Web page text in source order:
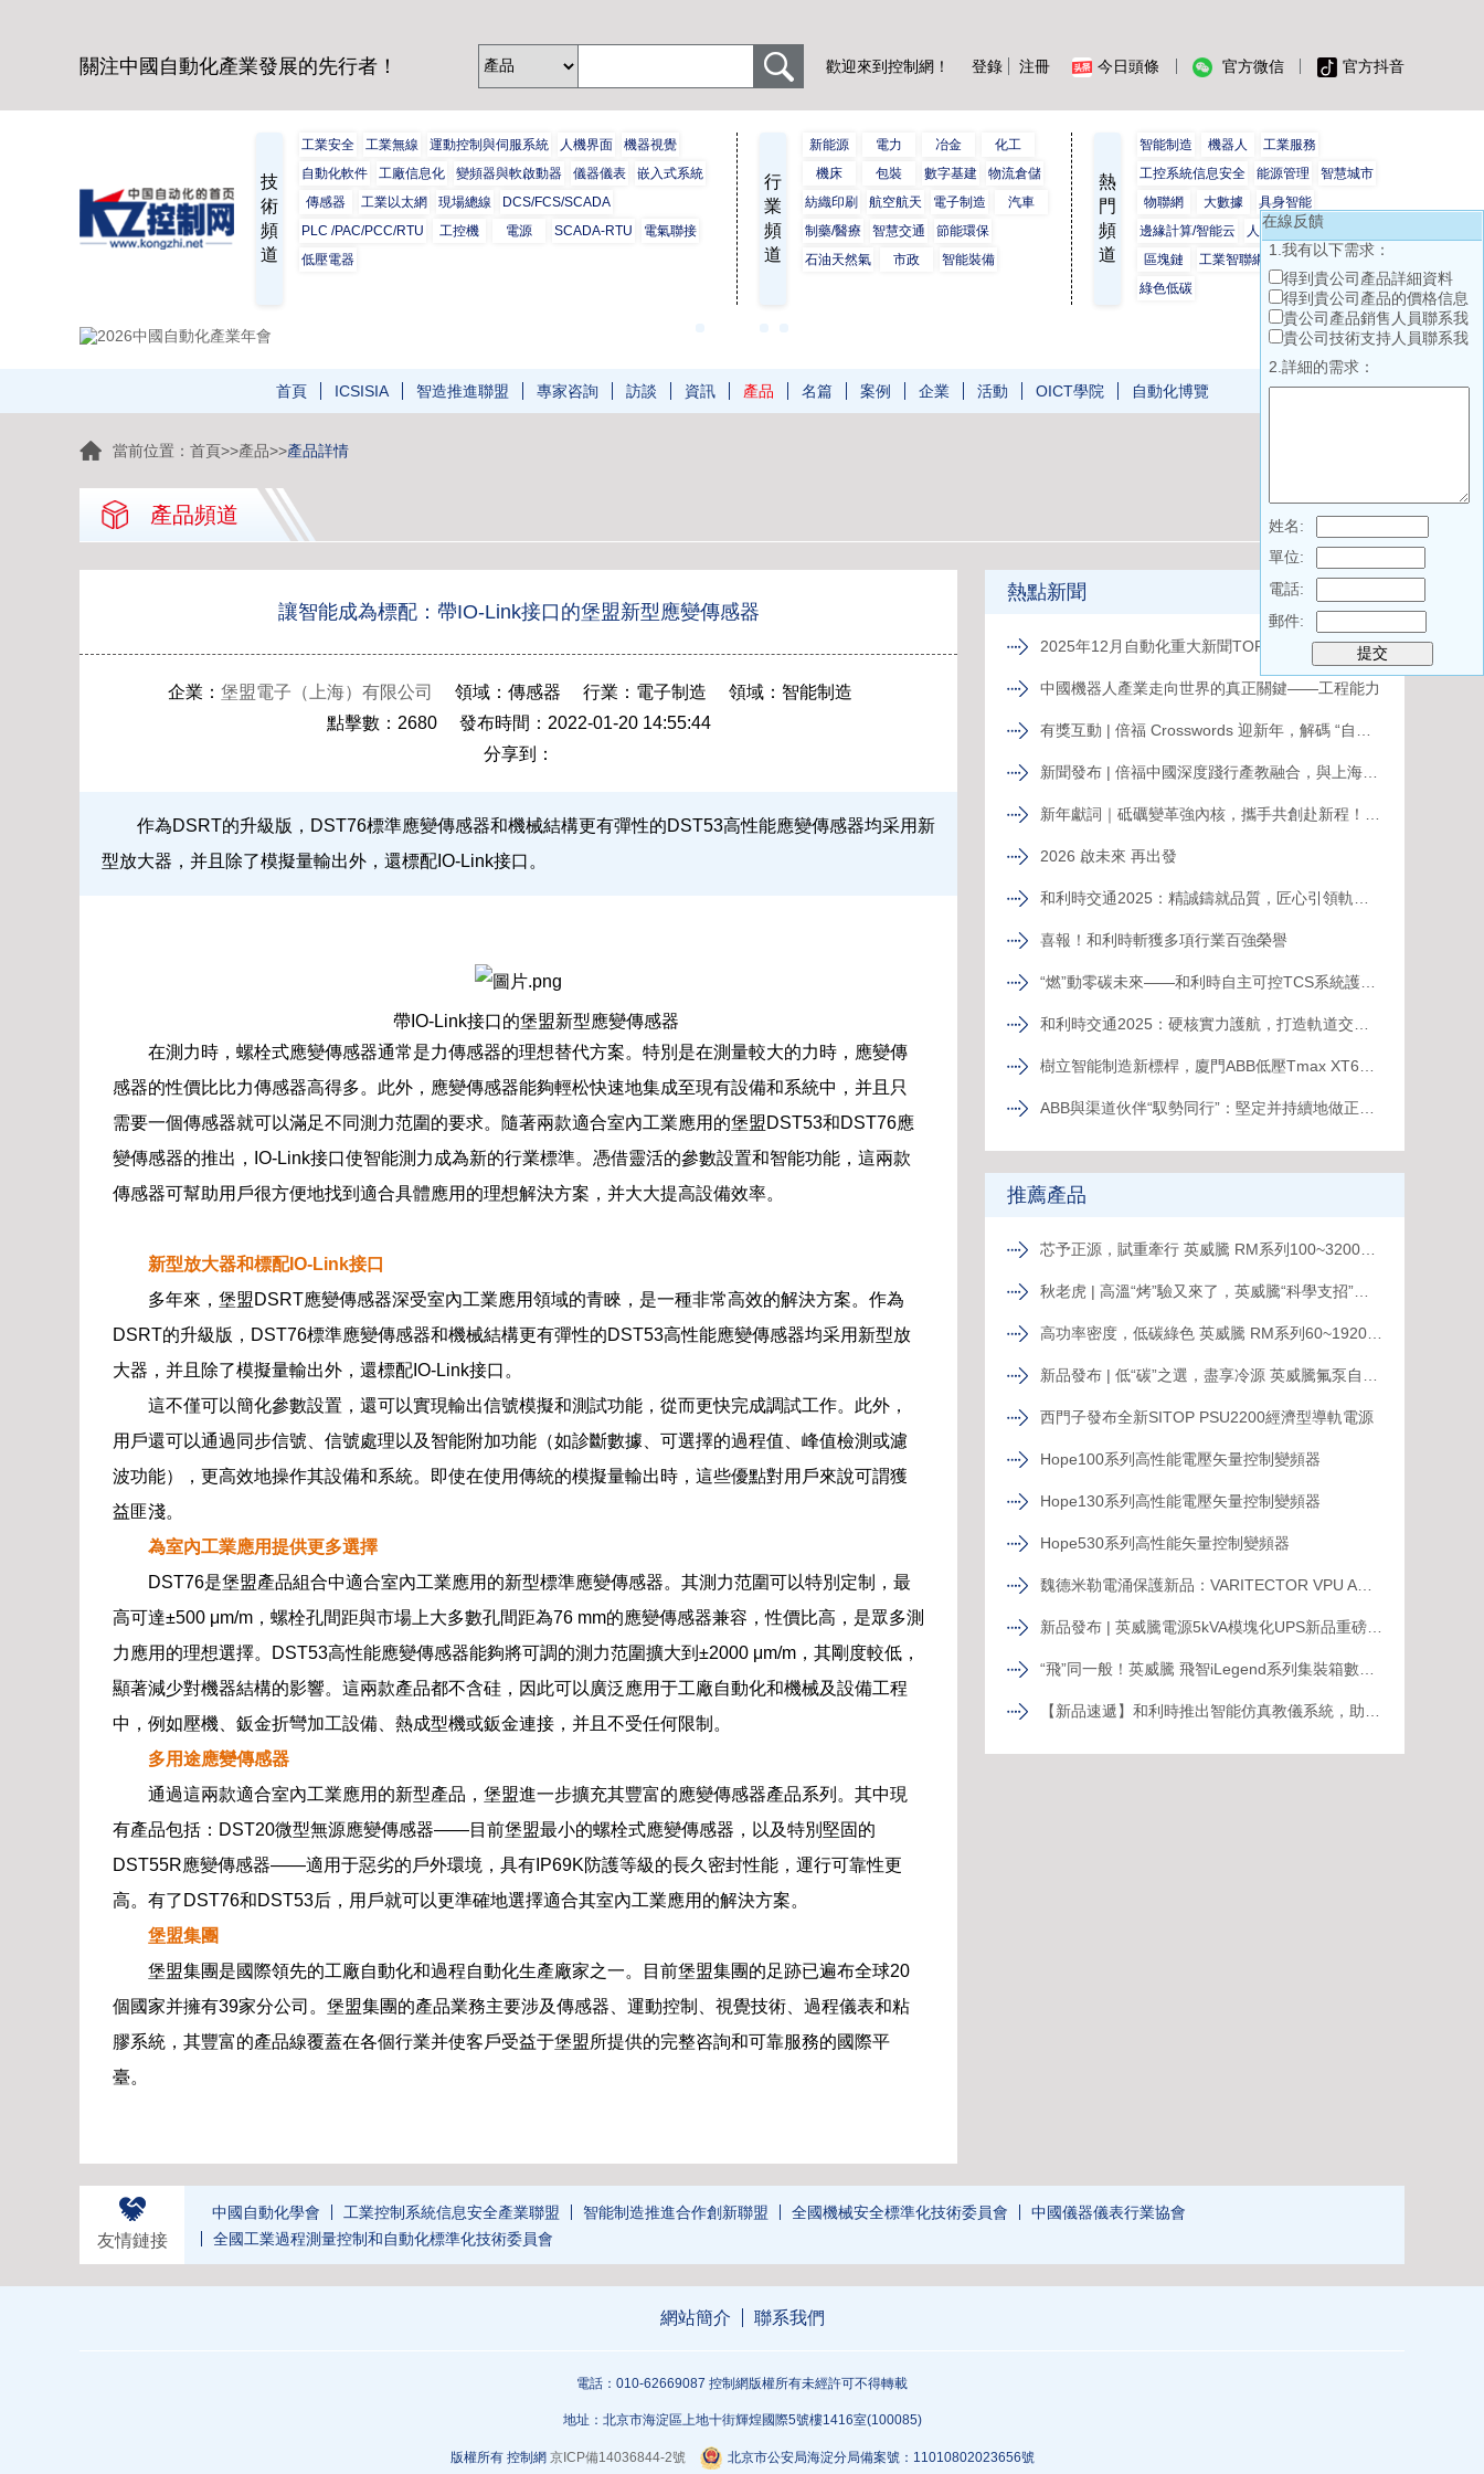
關注中國自動化產業發展的先行者！ 歡迎來到控制網！ 登錄 注冊 今日頭條 官方微信 官方抖音
技
術
頻
道
工業安全 工業無線 運動控制與伺服系統 人機界面
機器視覺
自動化軟件
工廠信息化 變頻器與軟啟動器 儀器儀表
嵌入式系統
傳感器
工業以太網 現場總線
DCS/FCS/SCADA
PLC /PAC/PCC/RTU
工控機 電源 SCADA-RTU
電氣聯接
低壓電器
行
業
頻
道
新能源 電力 冶金
化工
機床
包裝 數字基建
物流倉儲
紡織印刷
航空航天 電子制造
汽車
制藥/醫療
智慧交通
節能環保
石油天然氣
市政 智能裝備
熱
門
頻
道
智能制造 機器人
工業服務
工控系統信息安全
能源管理
智慧城市
物聯網
大數據
具身智能
邊緣計算/智能云
人工智能
工業互聯網
區塊鏈
工業智聯網
數字孿生
綠色低碳
首頁 ICSISIA 智造推進聯盟 專家咨詢 訪談 資訊 產品 名篇 案例 企業 活動 OICT學院 自動化博覽
當前位置： 首頁>>產品>>產品詳情
產品頻道
讓智能成為標配：帶IO-Link接口的堡盟新型應變傳感器
企業： 堡盟電子（上海）有限公司
領域：傳感器 行業：電子制造 領域：智能制造
點擊數：2680 發布時間：2022-01-20 14:55:44
分享到：
作為DSRT的升級版，DST76標準應變傳感器和機械結構更有彈性的DST53高性能應變傳感器均采用新
型放大器，并且除了模擬量輸出外，還標配IO-Link接口。
帶IO-Link接口的堡盟新型應變傳感器
在測力時，螺栓式應變傳感器通常是力傳感器的理想替代方案。特別是在測量較大的力時，應變傳
感器的性價比比力傳感器高得多。此外，應變傳感器能夠輕松快速地集成至現有設備和系統中，并且只
需要一個傳感器就可以滿足不同測力范圍的要求。隨著兩款適合室內工業應用的堡盟DST53和DST76應
變傳感器的推出，IO-Link接口使智能測力成為新的行業標準。憑借靈活的參數設置和智能功能，這兩款
傳感器可幫助用戶很方便地找到適合具體應用的理想解決方案，并大大提高設備效率。
新型放大器和標配IO-Link接口
多年來，堡盟DSRT應變傳感器深受室內工業應用領域的青睞，是一種非常高效的解決方案。作為
DSRT的升級版，DST76標準應變傳感器和機械結構更有彈性的DST53高性能應變傳感器均采用新型放
大器，并且除了模擬量輸出外，還標配IO-Link接口。
這不僅可以簡化參數設置，還可以實現輸出信號模擬和測試功能，從而更快完成調試工作。此外，
用戶還可以通過同步信號、信號處理以及智能附加功能（如診斷數據、可選擇的過程值、峰值檢測或濾
波功能），更高效地操作其設備和系統。即使在使用傳統的模擬量輸出時，這些優點對用戶來說可謂獲
益匪淺。
為室內工業應用提供更多選擇
DST76是堡盟產品組合中適合室內工業應用的新型標準應變傳感器。其測力范圍可以特別定制，最
高可達±500 μm/m，螺栓孔間距與市場上大多數孔間距為76 mm的應變傳感器兼容，性價比高，是眾多測
力應用的理想選擇。DST53高性能應變傳感器能夠將可調的測力范圍擴大到±2000 μm/m，其剛度較低，
顯著減少對機器結構的影響。這兩款產品都不含硅，因此可以廣泛應用于工廠自動化和機械及設備工程
中，例如壓機、鈑金折彎加工設備、熱成型機或鈑金連接，并且不受任何限制。
多用途應變傳感器
通過這兩款適合室內工業應用的新型產品，堡盟進一步擴充其豐富的應變傳感器產品系列。其中現
有產品包括：DST20微型無源應變傳感器——目前堡盟最小的螺栓式應變傳感器，以及特別堅固的
DST55R應變傳感器——適用于惡劣的戶外環境，具有IP69K防護等級的長久密封性能，運行可靠性更
高。有了DST76和DST53后，用戶就可以更準確地選擇適合其室內工業應用的解決方案。
堡盟集團
堡盟集團是國際領先的工廠自動化和過程自動化生產廠家之一。目前堡盟集團的足跡已遍布全球20
個國家并擁有39家分公司。堡盟集團的產品業務主要涉及傳感器、運動控制、視覺技術、過程儀表和粘
膠系統，其豐富的產品線覆蓋在各個行業并使客戶受益于堡盟所提供的完整咨詢和可靠服務的國際平
臺。
熱點新聞
2025年12月自動化重大新聞TOP 10
中國機器人產業走向世界的真正關鍵——工程能力
2026 啟未來 再出發
喜報！和利時斬獲多項行業百強榮譽
推薦產品
西門子發布全新SITOP PSU2200經濟型導軌電源
Hope100系列高性能電壓矢量控制變頻器
Hope130系列高性能電壓矢量控制變頻器
Hope530系列高性能矢量控制變頻器
友情鏈接
中國自動化學會 工業控制系統信息安全產業聯盟 智能制造推進合作創新聯盟 全國機械安全標準化技術委員會
中國儀器儀表行業協會
全國工業過程測量控制和自動化標準化技術委員會
網站簡介 聯系我們
電話：010-62669087 控制網版權所有未經許可不得轉載
地址：北京市海淀區上地十街輝煌國際5號樓1416室(100085)
版權所有 控制網 京ICP備14036844-2號 北京市公安局海淀分局備案號：11010802023656號
在線反饋
1.我有以下需求：
得到貴公司產品詳細資料
得到貴公司產品的價格信息
貴公司產品銷售人員聯系我
貴公司技術支持人員聯系我
2.詳細的需求：
姓名:
單位:
電話:
郵件: